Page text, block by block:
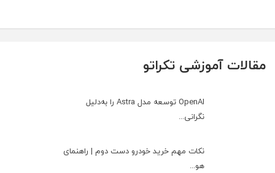
مقالات آموزشی تکراتو
OpenAI توسعه مدل Astra را به‌دلیل
نگرانی...
نکات مهم خرید خودرو دست دوم | راهنمای
هو...